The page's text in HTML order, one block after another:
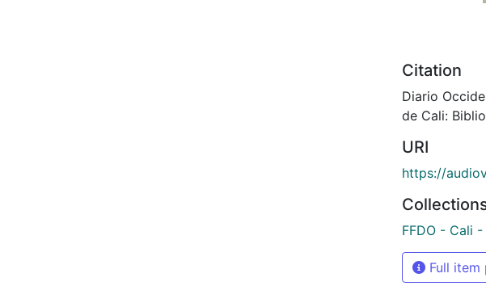
Citation
Diario
de Cali:
URI
https://
FFDO - Cali
Full item